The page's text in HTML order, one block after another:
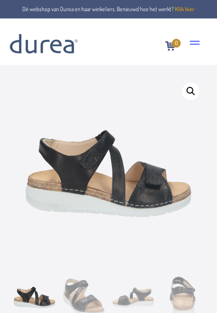
Dé webshop van Durea en haar winkeliers. Benieuwd hoe het werkt?Klik hier
0
Home Sandalen